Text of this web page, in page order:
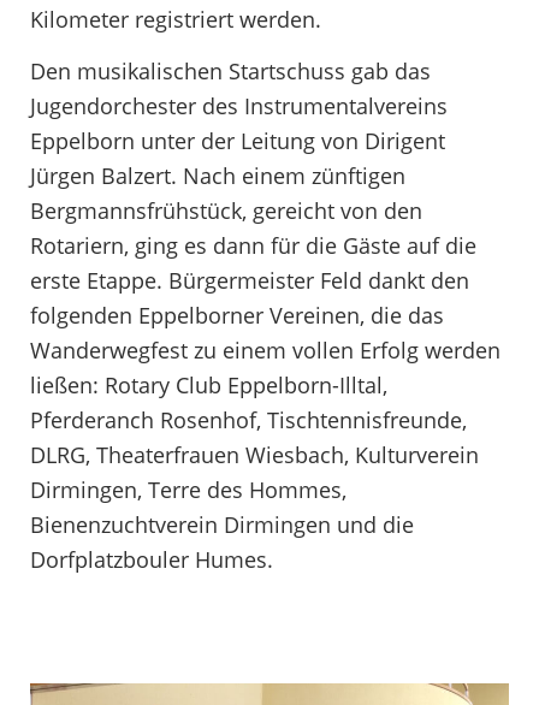
Kilometer registriert werden.
Den musikalischen Startschuss gab das
Jugendorchester des Instrumentalvereins
Eppelborn unter der Leitung von Dirigent
Jürgen Balzert. Nach einem zünftigen
Bergmannsfrühstück, gereicht von den
Rotariern, ging es dann für die Gäste auf die
erste Etappe. Bürgermeister Feld dankt den
folgenden Eppelborner Vereinen, die das
Wanderwegfest zu einem vollen Erfolg werden
ließen: Rotary Club Eppelborn-Illtal,
Pferderanch Rosenhof, Tischtennisfreunde,
DLRG, Theaterfrauen Wiesbach, Kulturverein
Dirmingen, Terre des Hommes,
Bienenzuchtverein Dirmingen und die
Dorfplatzbouler Humes.